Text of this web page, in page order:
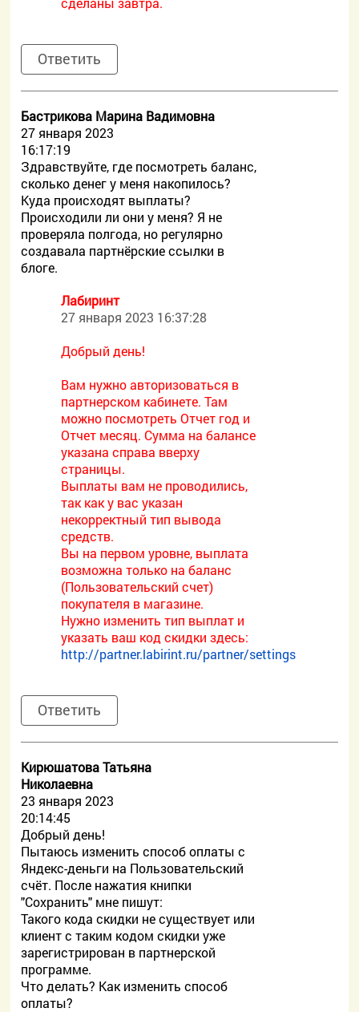
Ответить
Бастрикова Марина Вадимовна
27 января 2023
16:17:19
Здравствуйте, где посмотреть баланс,
сколько денег у меня накопилось?
Куда происходят выплаты?
Происходили ли они у меня? Я не
проверяла полгода, но регулярно
создавала партнёрские ссылки в
блоге.
Лабиринт
27 января 2023 16:37:28
Добрый день!
Вам нужно авторизоваться в
партнерском кабинете. Там
можно посмотреть Отчет год и
Отчет месяц. Сумма на балансе
указана справа вверху
страницы.
Выплаты вам не проводились,
так как у вас указан
некорректный тип вывода
средств.
Вы на первом уровне, выплата
возможна только на баланс
(Пользовательский счет)
покупателя в магазине.
Нужно изменить тип выплат и
указать ваш код скидки здесь:
http://partner.labirint.ru/partner/settings
Ответить
Кирюшатова Татьяна
Николаевна
23 января 2023
20:14:45
Добрый день!
Пытаюсь изменить способ оплаты с
Яндекс-деньги на Пользовательский
счёт. После нажатия книпки
"Сохранить" мне пишут:
Такого кода скидки не существует или
клиент с таким кодом скидки уже
зарегистрирован в партнерской
программе.
Что делать? Как изменить способ
оплаты?